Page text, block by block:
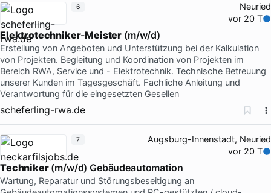
Neuried
vor 20 T
Elektrotechniker-Meister (m/w/d)
Erstellung von Angeboten und Unterstützung bei der Kalkulation
von Projekten. Begleitung und Koordination von Projekten im
Bereich RWA, Service und - Elektrotechnik. Technische Betreuung
unserer Kunden im Tagesgeschäft. Fachliche Anleitung und
Verantwortung für die eingesetzten Gesellen
scheferling-rwa.de
6
Augsburg-Innenstadt, Neuried
vor 20 T
Techniker(m/w/d) Gebäudeautomation
Wartung, Reparatur und Störungsbeseitigung an
7